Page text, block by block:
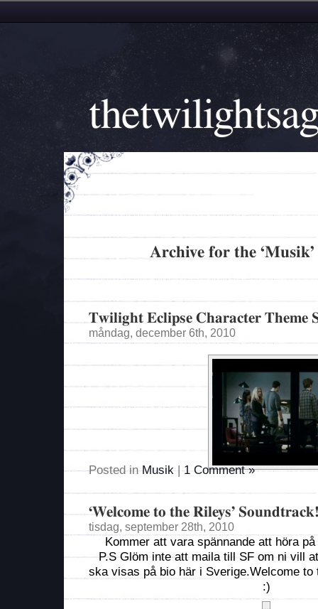
Archive for the
Twilight Eclipse Character Theme
måndag, december 6th, 2010
Posted inMusik |1 Comment »
‘Welcome to the Rileys’
tisdag, september 28th, 2010
Kommer att vara spännande att höra
P.S Glöm inte att maila till SF om ni vill
ska visas på bio här i Sverige.Welcome
:)